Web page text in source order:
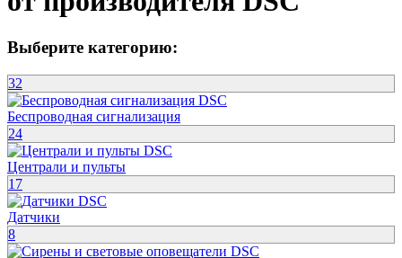
Выберите категорию:
32
Беспроводная сигнализация
24
Централи и пульты
17
Датчики
8